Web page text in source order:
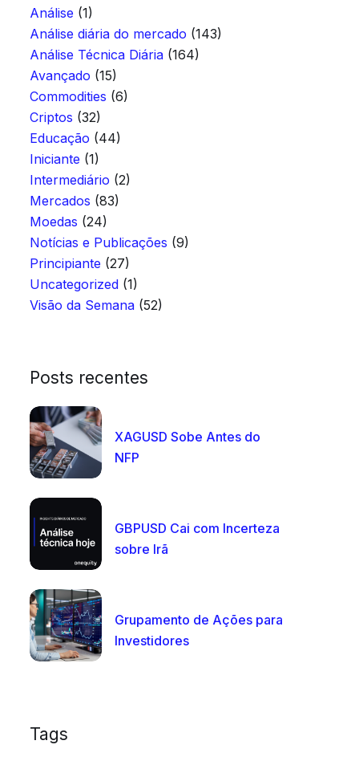
Análise (1)
Análise diária do mercado (143)
Análise Técnica Diária (164)
Avançado (15)
Commodities (6)
Criptos (32)
Educação (44)
Iniciante (1)
Intermediário (2)
Mercados (83)
Moedas (24)
Notícias e Publicações (9)
Principiante (27)
Uncategorized (1)
Visão da Semana (52)
Posts recentes
XAGUSD Sobe Antes do
NFP
GBPUSD Cai com Incerteza
sobre Irã
Grupamento de Ações para
Investidores
Tags